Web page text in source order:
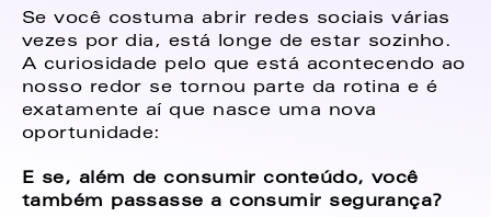
Se você costuma abrir redes sociais várias
vezes por dia, está longe de estar sozinho.
A curiosidade pelo que está acontecendo ao
nosso redor se tornou parte da rotina e é
exatamente aí que nasce uma nova
oportunidade:
E se, além de consumir conteúdo, você
também passasse a consumir segurança?